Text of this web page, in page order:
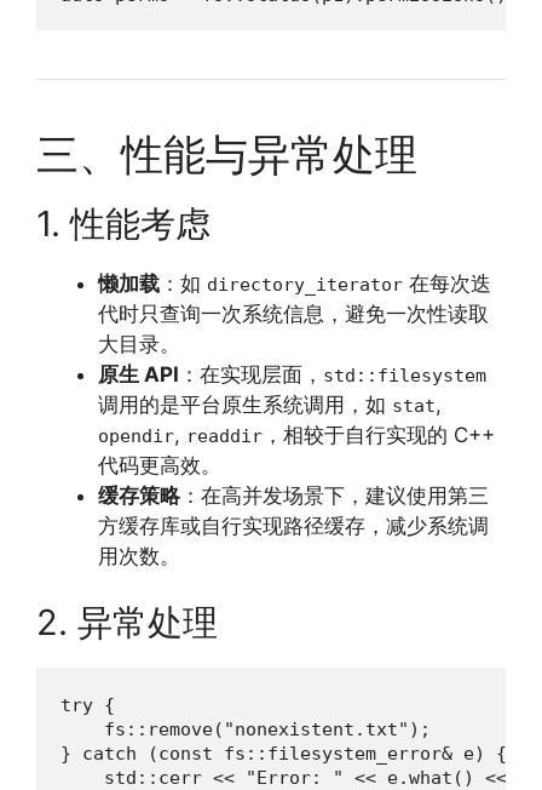
三、性能与异常处理
1. 性能考虑
懒加载 ：如 directory_iterator 在每次迭
代时只查询一次系统信息，避免一次性读取
大目录。
原生 API ：在实现层面， std::filesystem
调用的是平台原生系统调用，如 stat,
opendir, readdir ，相较于自行实现的 C++
代码更高效。
缓存策略：在高并发场景下，建议使用第三
方缓存库或自行实现路径缓存，减少系统调
用次数。
2. 异常处理
try {
    fs::remove("nonexistent.txt");
} catch (const fs::filesystem_error& e) {
std::cerr << "Error: " << e.what() << "